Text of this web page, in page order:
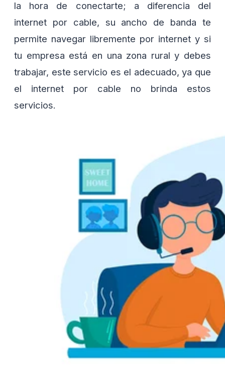
la hora de conectarte; a diferencia del
internet por cable, su ancho de banda te
permite navegar libremente por internet y si
tu empresa está en una zona rural y debes
trabajar, este servicio es el adecuado, ya que
el internet por cable no brinda estos
servicios.